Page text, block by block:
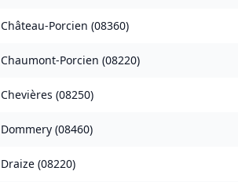
Château-Porcien (08360)
Chaumont-Porcien (08220)
Chevières (08250)
Dommery (08460)
Draize (08220)